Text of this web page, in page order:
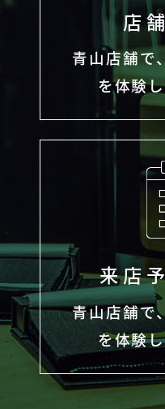
店
青山店舗で
を体験
来店
青山店舗で
を体験